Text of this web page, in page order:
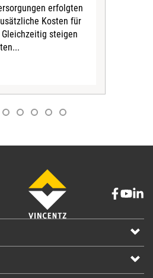
erfolgten
Kosten für
steigen